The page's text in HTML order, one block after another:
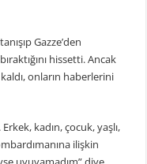
Gazze’den
hissetti. Ancak
onların haberlerini
kadın, çocuk, yaşlı,
ilişkin